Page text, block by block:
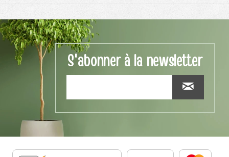
S'abonner à la newsletter